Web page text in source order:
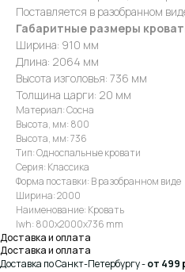
Поставляется в разобранном
Габаритные размеры
Ширина: 910 мм
Длина: 2064 мм
Высота изголовья: 736 мм
Толщина царги: 20 мм
Материал: Сосна
Высота, мм: 800
Высота, мм: 736
Тип: Односпальные кровати
Серия: Классика
Форма поставки: В разобранном виде
Ширина: 2000
Наименование: Кровать
lwh: 800x2000x736 mm
Доставка и оплата
Доставка и оплата
Доставка по Санкт-Петербургу -от 499